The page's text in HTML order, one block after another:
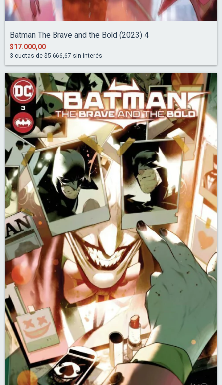
Batman The Brave and the Bold (2023) 4
$17.000,00
3 cuotas de $5.666,67 sin interés